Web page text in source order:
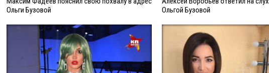
Ольги Бузовой
Ольгой Бузовой